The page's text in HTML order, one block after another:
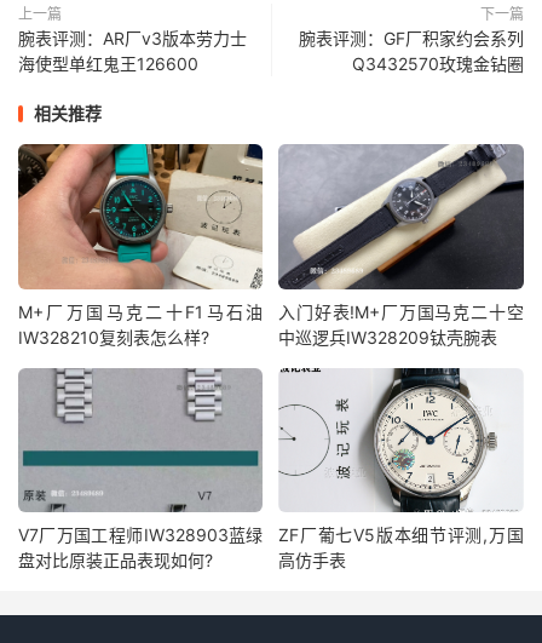
上一篇
腕表评测：AR厂v3版本劳力士
海使型单红鬼王126600
下一篇
腕表评测：GF厂积家约会系列
Q3432570玫瑰金钻圈
相关推荐
M+厂万国马克二十F1马石油
IW328210复刻表怎么样?
入门好表!M+厂万国马克二十空
中巡逻兵IW328209钛壳腕表
V7厂万国工程师IW328903蓝绿
盘对比原装正品表现如何?
ZF厂葡七V5版本细节评测,万国
高仿手表